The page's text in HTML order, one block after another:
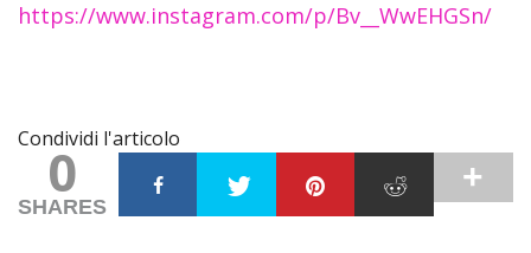
https://www.instagram.com/p/Bv__WwEHGSn/
Condividi l'articolo
0
SHARES